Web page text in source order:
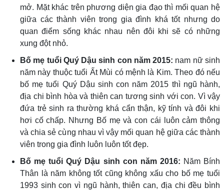
mở. Mặt khác trên phương diện gia đạo thì mối quan hệ
giữa các thành viên trong gia đình khá tốt nhưng do
quan điểm sống khác nhau nên đôi khi sẽ có những
xung đột nhỏ.
Bố mẹ tuổi Quý Dậu sinh con năm 2015: nam nữ sinh
năm này thuộc tuổi Ất Mùi có mệnh là Kim. Theo đó nếu
bố mẹ tuổi Quý Dậu sinh con năm 2015 thì ngũ hành,
địa chi bình hòa và thiên can tương sinh với con. Vì vậy
đứa trẻ sinh ra thường khá cẩn thận, kỹ tính và đôi khi
hơi cố chấp. Nhưng Bố mẹ và con cái luôn cảm thông
và chia sẻ cùng nhau vì vậy mối quan hệ giữa các thành
viên trong gia đình luôn luôn tốt đẹp.
Bố mẹ tuổi Quý Dậu sinh con năm 2016: Năm Bính
Thân là năm không tốt cũng không xấu cho bố mẹ tuổi
1993 sinh con vì ngũ hành, thiên can, địa chi đều bình